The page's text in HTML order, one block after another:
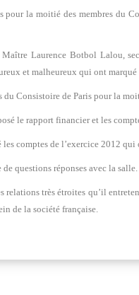
pour la moitié des membres du
Laurence Botbol Lalou,
et malheureux qui ont
Consistoire de Paris pour la
le rapport financier et les
comptes de l’exercice 2012 qui
de questions réponses avec la salle.
relations très étroites qu’il
de la société française.